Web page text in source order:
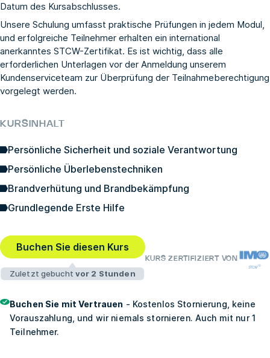
Datum des Kursabschlusses.
Unsere Schulung umfasst praktische Prüfungen in jedem Modul,
und erfolgreiche Teilnehmer erhalten ein international
anerkanntes STCW-Zertifikat. Es ist wichtig, dass alle
erforderlichen Unterlagen vor der Anmeldung unserem
Kundenserviceteam zur Überprüfung der Teilnahmeberechtigung
vorgelegt werden.
KURSINHALT
Persönliche Sicherheit und soziale Verantwortung
Persönliche Überlebenstechniken
Brandverhütung und Brandbekämpfung
Grundlegende Erste Hilfe
Buchen Sie diesen Kurs
Zuletzt gebucht vor 2 Stunden
KURS ZERTIFIZIERT VON
Buchen Sie mit Vertrauen - Kostenlos Stornierung, keine
Vorauszahlung, und wir niemals stornieren. Auch mit nur 1
Teilnehmer.